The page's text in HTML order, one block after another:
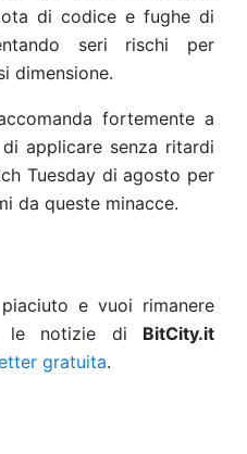
di codice e fughe di
seri rischi per
dimensione.
fortemente a
applicare senza ritardi
Tuesday di agosto per
da queste minacce.
e vuoi rimanere
le notizie di BitCity.it
gratuita.